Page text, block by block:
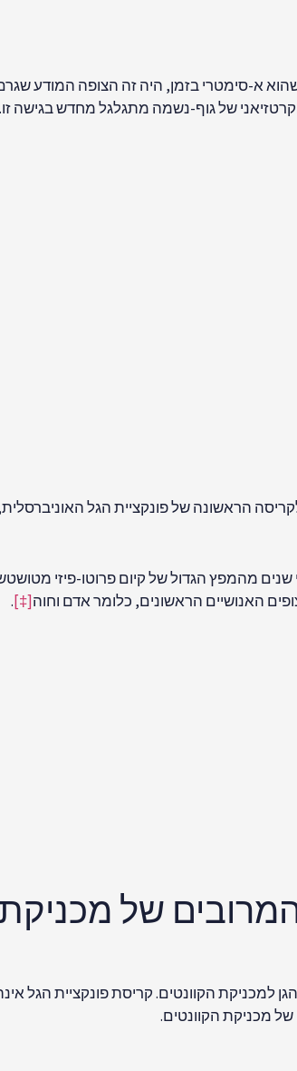
היא האלמנט היחיד שהוא א-סימטרי בזמן, היה זה הצופה
של גוף-נשמה מתגלגל מחדש בגישה זו.
של מכניקת
הקוונטים. קריסת פונקציית הגל
זה מוסבר היטב על ידי המכניקה הניוטונית.
של אוורט בשני היבטים חשובים. אוורט
וגדל של ענפים ככל שהזמן חולף. בגרסת